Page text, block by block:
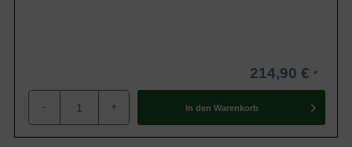
214,90 €
- + In den Warenkorb